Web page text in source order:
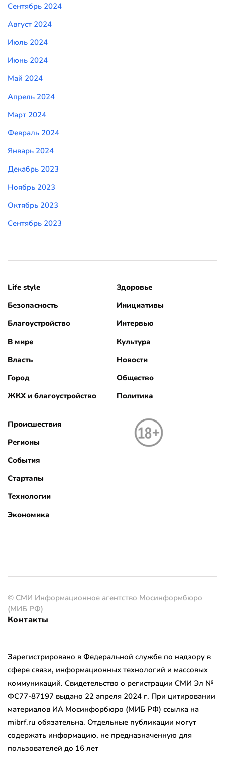
Сентябрь 2024
Август 2024
Июль 2024
Июнь 2024
Май 2024
Апрель 2024
Март 2024
Февраль 2024
Январь 2024
Декабрь 2023
Ноябрь 2023
Октябрь 2023
Сентябрь 2023
Life style
Безопасность
Благоустройство
В мире
Власть
Город
ЖКХ и благоустройство
Здоровье
Инициативы
Интервью
Культура
Новости
Общество
Политика
Происшествия
Регионы
События
Стартапы
Технологии
Экономика
© СМИ Информационное агентство Мосинформбюро
(МИБ РФ)
Контакты
Зарегистрировано в Федеральной службе по надзору в
сфере связи, информационных технологий и массовых
коммуникаций. Свидетельство о регистрации СМИ Эл №
ФС77-87197 выдано 22 апреля 2024 г. При цитировании
материалов ИА Мосинфорбюро (МИБ РФ) ссылка на
mibrf.ru обязательна. Отдельные публикации могут
содержать информацию, не предназначенную для
пользователей до 16 лет